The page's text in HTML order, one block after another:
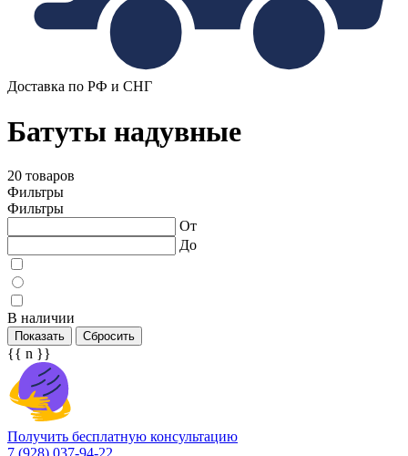
Доставка по РФ и СНГ
Батуты надувные
20 товаров
Фильтры
Фильтры
От
До
В наличии
Показать Сбросить
{{ n }}
Получить бесплатную консультацию